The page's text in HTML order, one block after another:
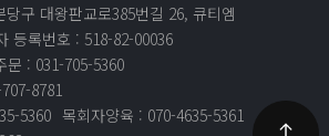
구 대왕판교로385번길 26, 큐티엠
등록번호 : 518-82-00036
문 : 031-705-5360
8781
5360 목회자양육 : 070-4635-5361